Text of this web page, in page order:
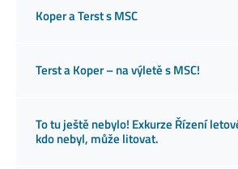
Koper a Terst s MSC
Terst a Koper – na výletě s MSC!
To tu ještě nebylo! Exkurze Řízení
kdo nebyl, může litovat.